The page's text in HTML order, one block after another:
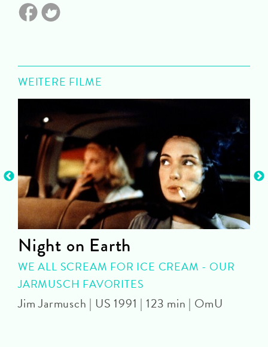
WEITERE FILME
Night on Earth
WE ALL SCREAM FOR ICE CREAM - OUR
JARMUSCH FAVORITES
Jim Jarmusch | US 1991 | 123 min | OmU